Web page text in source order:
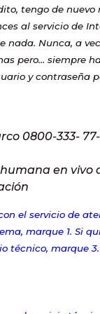
tengo de
al servicio de
nada. Nunca, a
pero… siempre
y contraseña
0800-333-
humana en
el servicio de
marque 1. Si
técnico, marque 3.